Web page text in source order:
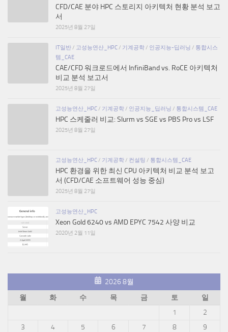
CFD/CAE 분야 HPC 스토리지 아키텍처 현황 분석 보고
서
2025년 8월 27일
IT일반 / 고성능연산_HPC / 기계공학 / 인공지능-딥러닝 / 통합시스
템_CAE
CAE/CFD 워크로드에서 InfiniBand vs. RoCE 아키텍처
비교 분석 보고서
2025년 8월 27일
고성능연산_HPC / 기계공학 / 인공지능_딥러닝 / 통합시스템_CAE
HPC 스케줄러 비교: Slurm vs SGE vs PBS Pro vs LSF
2025년 8월 27일
고성능연산_HPC / 기계공학 / 컨설팅 / 통합시스템_CAE
HPC 환경을 위한 최신 CPU 아키텍처 비교 분석 보고
서 (CFD/CAE 소프트웨어 성능 중심)
2025년 8월 27일
고성능연산_HPC
Xeon Gold 6240 vs AMD EPYC 7542 사양 비교
2020년 2월 11일
2026 8월
월
화 수 목 금 토
일
1
2
3
4 5 6 7 8 9